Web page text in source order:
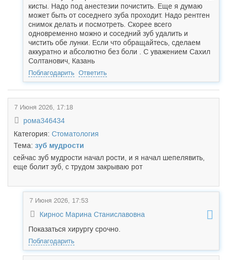
кисты. Надо под анестезии почистить. Еще я думаю
может быть от соседнего зуба проходит. Надо рентген
снимок делать и посмотреть. Скорее всего
одновременно можно и соседний зуб удалить и
чистить обе лунки. Если что обращайтесь, сделаем
аккуратно и абсолютно без боли . С уважением Сахил
Солтанович, Казань
Поблагодарить Ответить
7 Июня 2026, 17:18
рома346434
Категория: Стоматология
Тема: зуб мудрости
сейчас зуб мудрости начал рости, и я начал шепелявить,
еще болит зуб, с трудом закрываю рот
7 Июня 2026, 17:53
Кирнос Марина Станиславовна
Показаться хирургу срочно.
Поблагодарить